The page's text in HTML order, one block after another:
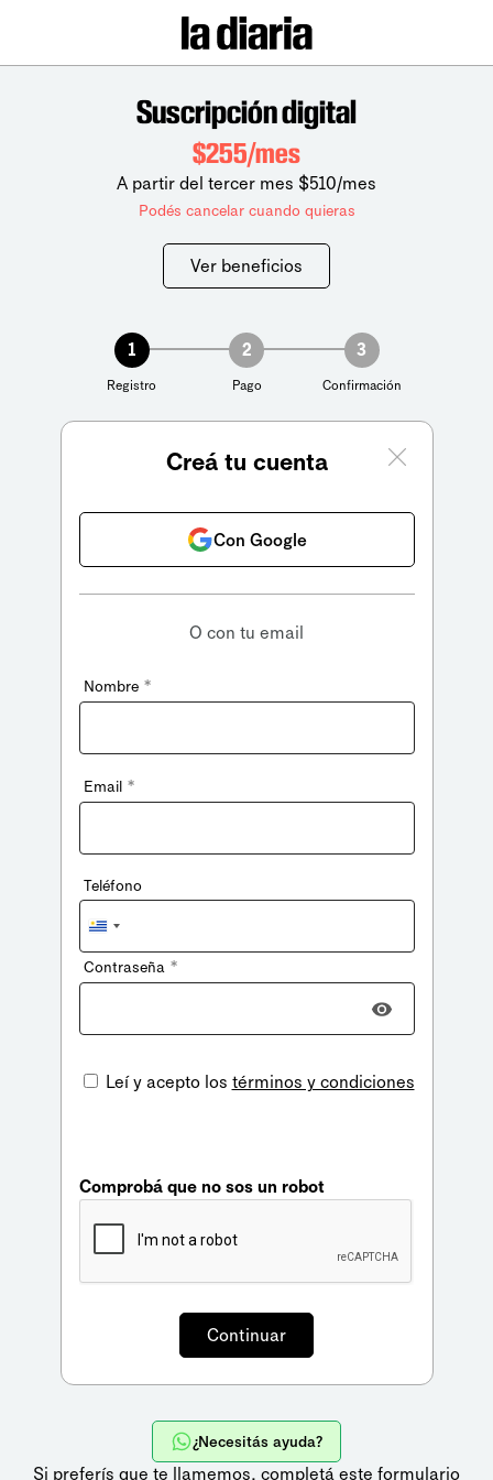
Suscripción digital
$255/mes
A partir del tercer mes $510/mes
Podés cancelar cuando quieras
Ver beneficios
1
Registro
2
Pago
3
Confirmación
Creá tu cuenta
Con Google
O con tu email
Nombre *
Email *
Teléfono
Uruguay
+598
Contraseña *
Leí y acepto los términos y condiciones
Comprobá que no sos un robot
¿Necesitás ayuda?
Si preferís que te llamemos, completá este formulario